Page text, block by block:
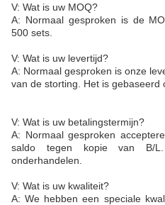
V: Wat is uw MOQ?
A: Normaal gesproken is de
500 sets.
V: Wat is uw levertijd?
A: Normaal gesproken is onze
van de storting. Het is gebaseerd
V: Wat is uw betalingstermijn?
A: Normaal gesproken
saldo tegen kopie van B/
onderhandelen.
V: Wat is uw kwaliteit?
A: We hebben een speciale